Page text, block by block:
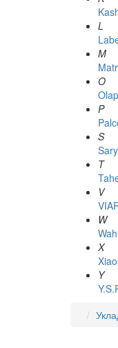
L
M
O
P
S
T
V
W
Wahl
X
Y